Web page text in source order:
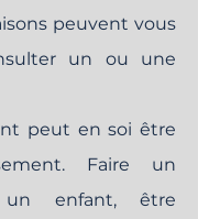
peuvent vous
un ou une
peut en soi être
Faire un
enfant, être